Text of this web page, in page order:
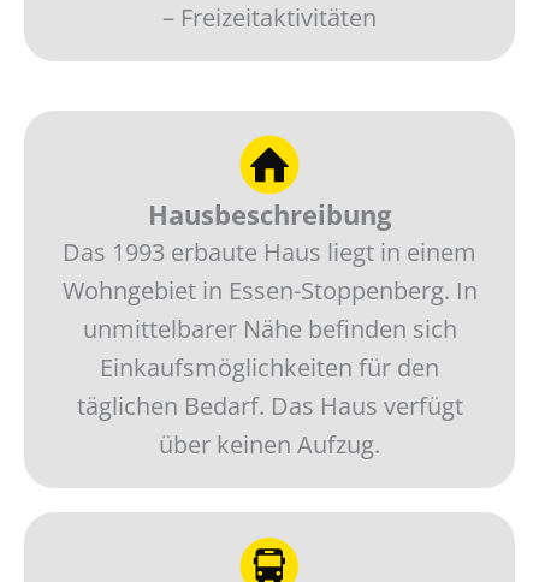
– Freizeitaktivitäten
Hausbeschreibung
Das 1993 erbaute Haus liegt in einem
Wohngebiet in Essen-Stoppenberg. In
unmittelbarer Nähe befinden sich
Einkaufsmöglichkeiten für den
täglichen Bedarf. Das Haus verfügt
über keinen Aufzug.